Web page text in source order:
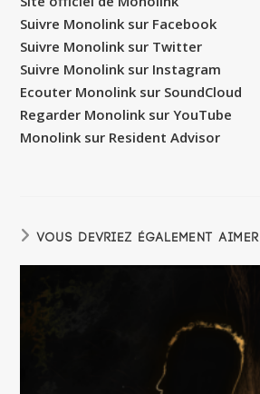
Suivre Monolink sur Facebook
Suivre Monolink sur Twitter
Suivre Monolink sur Instagram
Ecouter Monolink sur SoundCloud
Regarder Monolink sur YouTube
Monolink sur Resident Advisor
VOUS DEVRIEZ ÉGALEMENT AIMER